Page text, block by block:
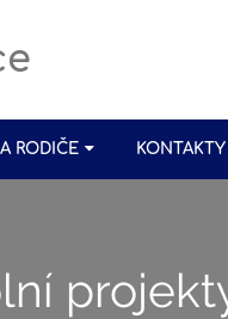
RODIČE KONTAKTY